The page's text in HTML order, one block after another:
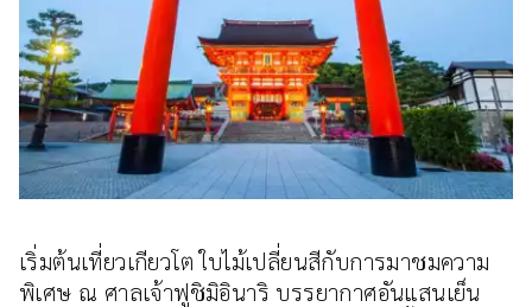
เริ่มต้นเที่ยวเกียวโต ใบไม้เปลี่ยนสีกับการมาชมความ
พิเศษ ณ ศาลเจ้าฟูชิมิอินาริ บรรยากาศอันแสนเย็น